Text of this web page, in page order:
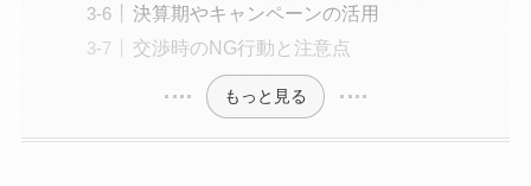
決算期やキャンペーンの活用
交渉時のNG行動と注意点
もっと見る